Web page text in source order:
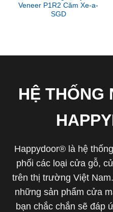
Veneer P1R2 Căm Xe-a-
SGD
HỆ THỐNG
Happydoor® là hệ
phối các loại cửa gỗ,
trên thị trường Việt
những sản phẩm cửa
bạn chắc chắn sẽ đáp